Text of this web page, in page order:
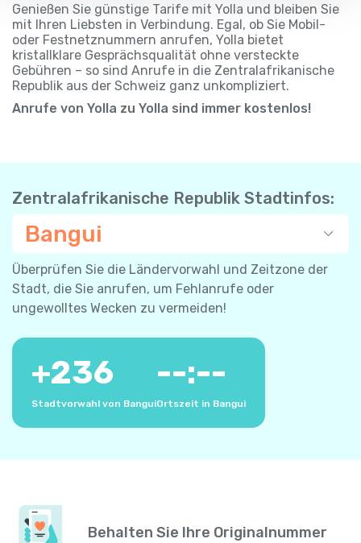
Genießen Sie günstige Tarife mit Yolla und bleiben Sie
mit Ihren Liebsten in Verbindung. Egal, ob Sie Mobil-
oder Festnetznummern anrufen, Yolla bietet
kristallklare Gesprächsqualität ohne versteckte
Gebühren – so sind Anrufe in die Zentralafrikanische
Republik aus der Schweiz ganz unkompliziert.
Anrufe von Yolla zu Yolla sind immer kostenlos!
Zentralafrikanische Republik Stadtinfos:
Bangui
Überprüfen Sie die Ländervorwahl und Zeitzone der
Stadt, die Sie anrufen, um Fehlanrufe oder
ungewolltes Wecken zu vermeiden!
+236
Stadtvorwahl von Bangui
--:--
Ortszeit in Bangui
Behalten Sie Ihre Originalnummer